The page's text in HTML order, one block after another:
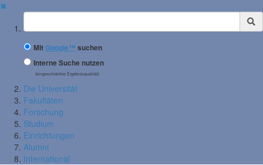
✖
Suchbegriff
MitGoogle™ suchen
Interne Suche nutzen
(eingeschränkte Ergebnisqualität)
Die Universität
Fakultäten
Forschung
Studium
Einrichtungen
Alumni
International